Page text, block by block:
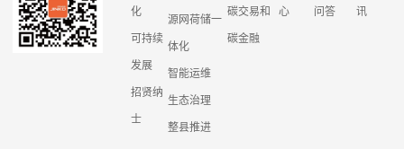
化
可持续
发展
招贤纳
士
源网荷储一
体化
智能运维
生态治理
整县推进
碳交易和
碳金融
心
问答
讯